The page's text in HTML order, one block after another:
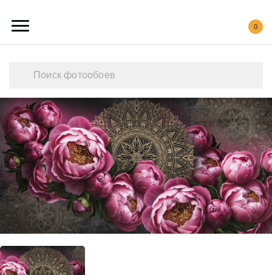
0
Каталог обоев
Наши работы
Создать свои фотообои
Акции
О нас
Контакты